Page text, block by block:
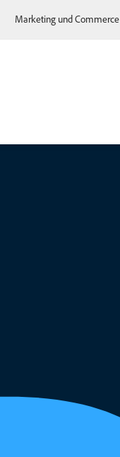
Marketing und Commerce